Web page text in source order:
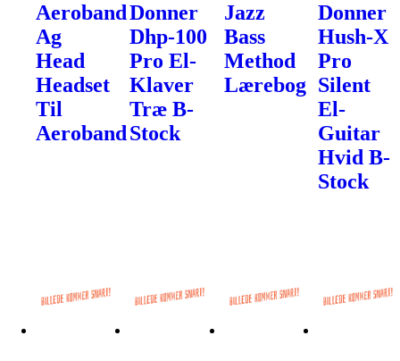
Aeroband
Ag
Head
Headset
Til
Aeroband
Donner
Dhp-100
Pro El-
Klaver
Træ B-
Stock
Jazz
Bass
Method
Lærebog
Donner
Hush-X
Pro
Silent
El-
Guitar
Hvid B-
Stock